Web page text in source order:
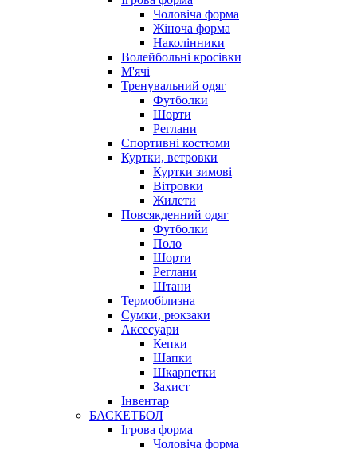
Чоловіча форма
Жіноча форма
Наколінники
Волейбольні кросівки
М'ячі
Тренувальний одяг
Футболки
Шорти
Реглани
Спортивні костюми
Куртки, ветровки
Куртки зимові
Вітровки
Жилети
Повсякденний одяг
Футболки
Поло
Шорти
Реглани
Штани
Термобілизна
Сумки, рюкзаки
Аксесуари
Кепки
Шапки
Шкарпетки
Захист
Інвентар
БАСКЕТБОЛ
Ігрова форма
Чоловіча форма